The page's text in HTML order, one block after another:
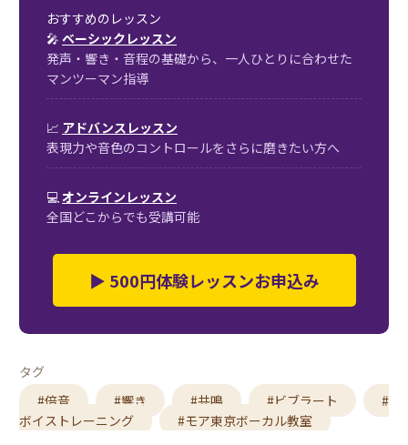
おすすめのレッスン
🎤 ベーシックレッスン
発声・響き・音程の基礎から、一人ひとりに合わせた
マンツーマン指導
📈 アドバンスレッスン
表現力や音色のコントロールをさらに磨きたい方へ
💻オンラインレッスン
全国どこからでも受講可能
▶ 500円体験レッスンお申込み
タグ
#倍音
#響き #共鳴 #ビブラート
#
ボイストレーニング
#モア東京ボーカル教室